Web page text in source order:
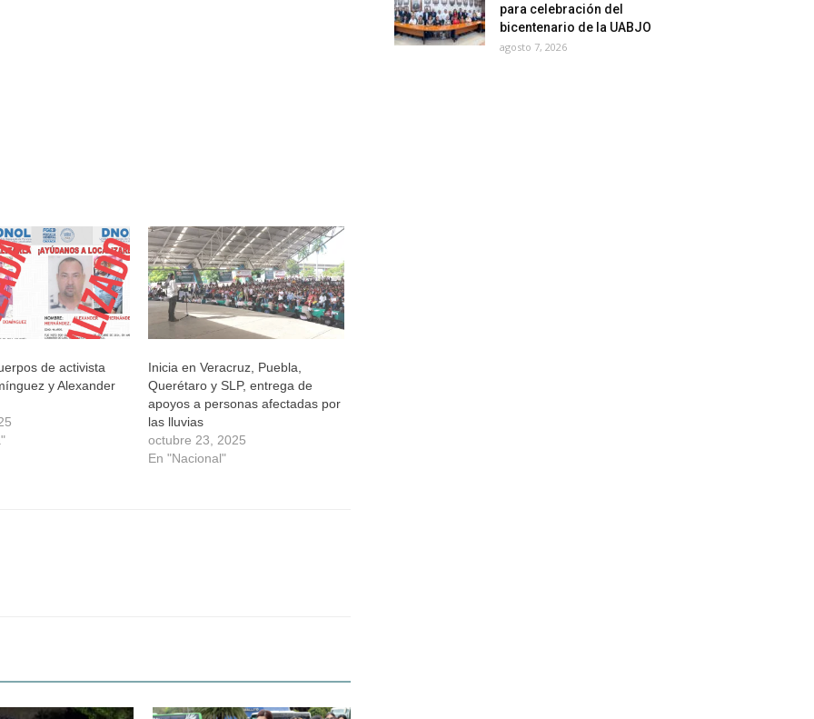
de activista
y Alexander
Inicia en Veracruz, Puebla,
Querétaro y SLP, entrega de
apoyos a personas afectadas por
las lluvias
octubre 23, 2025
En "Nacional"
para celebración del
bicentenario de la UABJO
agosto 7, 2026